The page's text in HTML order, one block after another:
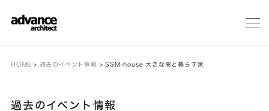
メ
HOME > 過去のイベント情報 >SSM-house 大きな窓と暮らす家
過去のイベント情報